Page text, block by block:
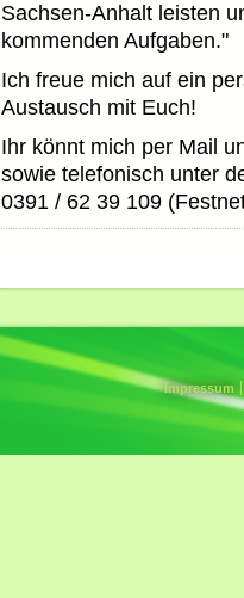
Sachsen-Anhalt leisten
kommenden Aufgaben."
Ich freue mich auf ein
Austausch mit Euch!
Ihr könnt mich per Mail
sowie telefonisch unter
0391 / 62 39 109
Impressum